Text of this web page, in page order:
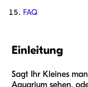
FAQ
Einleitung
Sagt Ihr Kleines
Aquarium sehen,